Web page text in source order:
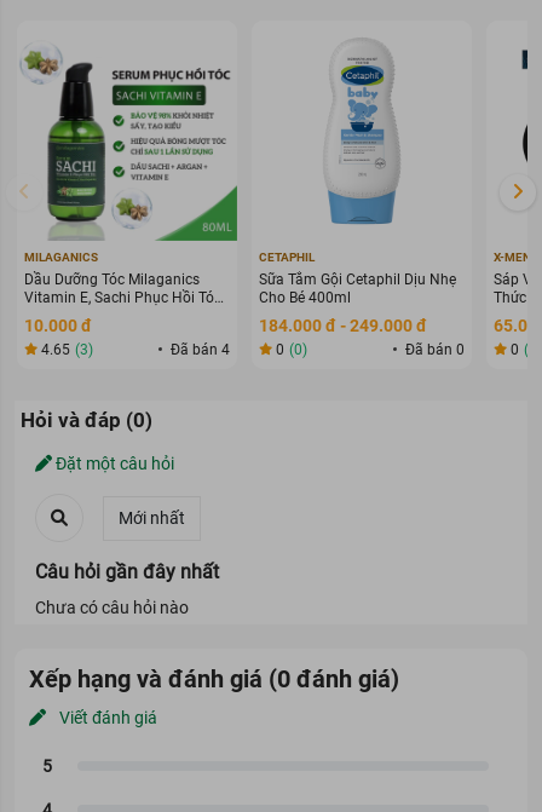
MILAGANICS
Dầu Dưỡng Tóc Milaganics
Vitamin E, Sachi Phục Hồi Tóc
80ml
10.000 đ
4.65 (3) Đã bán 4
CETAPHIL
Sữa Tắm Gội Cetaphil Dịu Nhẹ
Cho Bé 400ml
184.000 đ - 249.000 đ
0 (0) Đã bán 0
X-MEN
Sáp
Thức
70g
0 (0)
Hỏi và đáp (0)
Đặt một câu hỏi
Câu hỏi gần đây nhất
Chưa có câu hỏi nào
Xếp hạng và đánh giá (0 đánh giá)
Viết đánh giá